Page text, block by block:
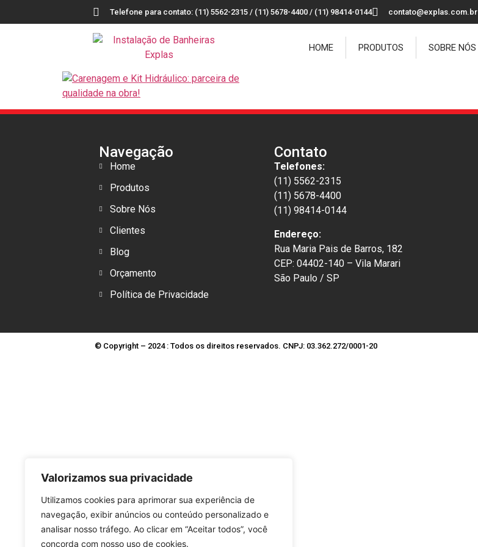
Valorizamos sua privacidade
Utilizamos cookies para aprimorar sua experiência de
navegação, exibir anúncios ou conteúdo personalizado e
analisar nosso tráfego. Ao clicar em “Aceitar todos”, você
concorda com nosso uso de cookies.
Telefone para contato: (11) 5562-2315 / (11) 5678-4400 / (11) 98414-0144 contato@explas.com.br
HOME PRODUTOS SOBRE NÓS
Navegação
Home
Produtos
Sobre Nós
Clientes
Blog
Orçamento
Política de Privacidade
Contato
Telefones:
(11) 5562-2315
(11) 5678-4400
(11) 98414-0144
Endereço:
Rua Maria Pais de Barros, 182
CEP: 04402-140 – Vila Marari
São Paulo / SP
© Copyright – 2024 : Todos os direitos reservados. CNPJ: 03.362.272/0001-20